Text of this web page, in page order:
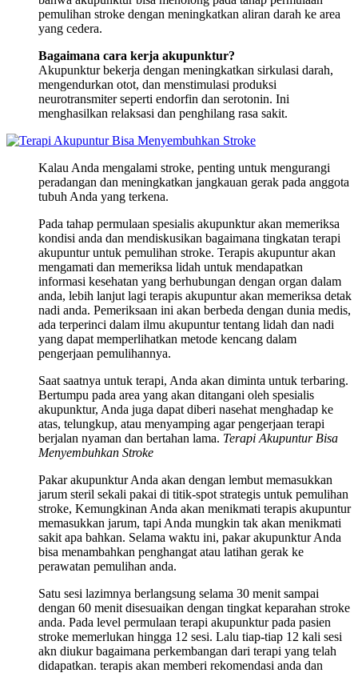
pemulihan stroke dengan meningkatkan aliran darah ke area
yang cedera.
Bagaimana cara kerja akupunktur?
Akupunktur bekerja dengan meningkatkan sirkulasi darah,
mengendurkan otot, dan menstimulasi produksi
neurotransmiter seperti endorfin dan serotonin. Ini
menghasilkan relaksasi dan penghilang rasa sakit.
Kalau Anda mengalami stroke, penting untuk mengurangi
peradangan dan meningkatkan jangkauan gerak pada anggota
tubuh Anda yang terkena.
Pada tahap permulaan spesialis akupunktur akan memeriksa
kondisi anda dan mendiskusikan bagaimana tingkatan terapi
akupuntur untuk pemulihan stroke. Terapis akupuntur akan
mengamati dan memeriksa lidah untuk mendapatkan
informasi kesehatan yang berhubungan dengan organ dalam
anda, lebih lanjut lagi terapis akupuntur akan memeriksa detak
nadi anda. Pemeriksaan ini akan berbeda dengan dunia medis,
ada terperinci dalam ilmu akupuntur tentang lidah dan nadi
yang dapat memperlihatkan metode kencang dalam
pengerjaan pemulihannya.
Saat saatnya untuk terapi, Anda akan diminta untuk terbaring.
Bertumpu pada area yang akan ditangani oleh spesialis
akupunktur, Anda juga dapat diberi nasehat menghadap ke
atas, telungkup, atau menyamping agar pengerjaan terapi
berjalan nyaman dan bertahan lama. Terapi Akupuntur Bisa
Menyembuhkan Stroke
Pakar akupunktur Anda akan dengan lembut memasukkan
jarum steril sekali pakai di titik-spot strategis untuk pemulihan
stroke, Kemungkinan Anda akan menikmati terapis akupuntur
memasukkan jarum, tapi Anda mungkin tak akan menikmati
sakit apa bahkan. Selama waktu ini, pakar akupunktur Anda
bisa menambahkan penghangat atau latihan gerak ke
perawatan pemulihan anda.
Satu sesi lazimnya berlangsung selama 30 menit sampai
dengan 60 menit disesuaikan dengan tingkat keparahan stroke
anda. Pada level permulaan terapi akupunktur pada pasien
stroke memerlukan hingga 12 sesi. Lalu tiap-tiap 12 kali sesi
akn diukur bagaimana perkembangan dari terapi yang telah
didapatkan. terapis akan memberi rekomendasi anda dan